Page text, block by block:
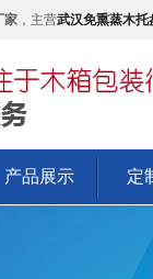
家 ，主营武汉免熏蒸木托
产品展示 定